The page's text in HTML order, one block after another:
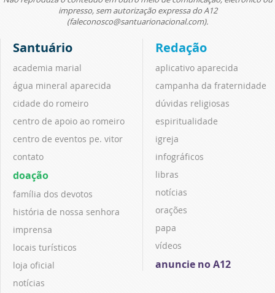
impresso, sem autorização expressa do A12
(faleconosco@santuarionacional.com).
Santuário
academia marial
água mineral aparecida
cidade do romeiro
centro de apoio ao romeiro
centro de eventos pe. vitor
contato
doação
família dos devotos
história de nossa senhora
imprensa
locais turísticos
loja oficial
notícias
Redação
aplicativo aparecida
campanha da fraternidade
dúvidas religiosas
espiritualidade
igreja
infográficos
libras
notícias
orações
papa
vídeos
anuncie no A12